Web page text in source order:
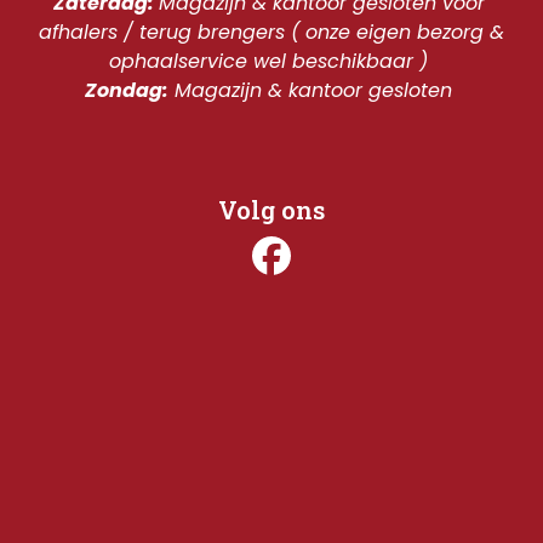
afhalers / terug brengers ( onze eigen bezorg &
ophaalservice wel beschikbaar )
Zondag: Magazijn & kantoor gesloten
Volg ons